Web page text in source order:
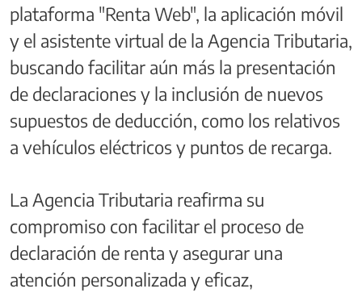
plataforma "Renta Web", la aplicación móvil
y el asistente virtual de la Agencia Tributaria,
buscando facilitar aún más la presentación
de declaraciones y la inclusión de nuevos
supuestos de deducción, como los relativos
a vehículos eléctricos y puntos de recarga.
La Agencia Tributaria reafirma su
compromiso con facilitar el proceso de
declaración de renta y asegurar una
atención personalizada y eficaz,